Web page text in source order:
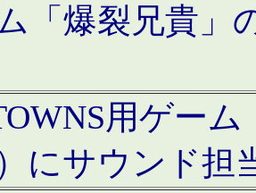
「爆裂兄貴」
用ゲー
にサウンド担